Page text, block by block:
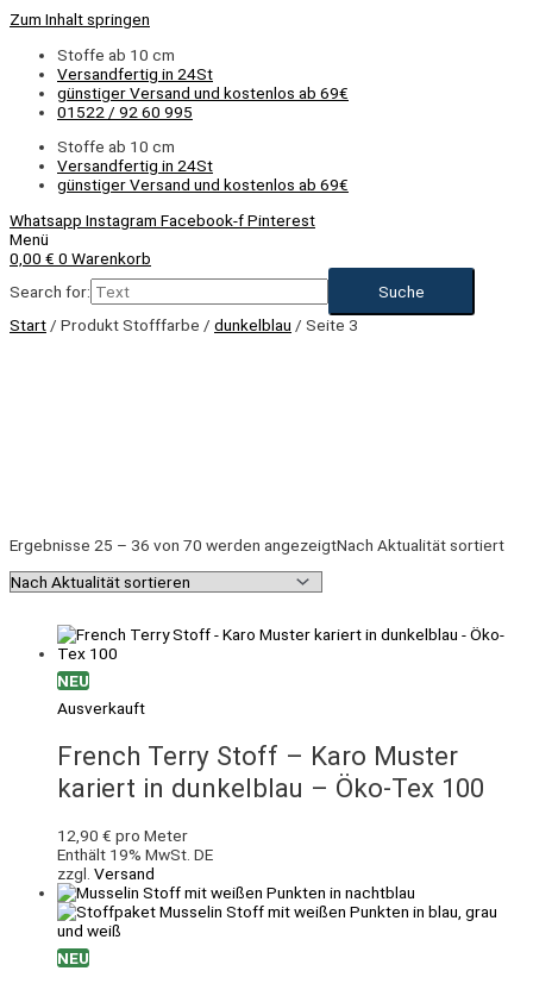
Zum Inhalt springen
Stoffe ab 10 cm
Versandfertig in 24St
günstiger Versand und kostenlos ab 69€
01522 / 92 60 995
Stoffe ab 10 cm
Versandfertig in 24St
günstiger Versand und kostenlos ab 69€
Whatsapp Instagram Facebook-fPinterest
Menü
0,00 € 0 Warenkorb
Search for:
Start / Produkt Stofffarbe / dunkelblau / Seite 3
Ergebnisse 25 – 36 von 70 werden angezeigtNach Aktualität sortiert
NEU
Ausverkauft
French Terry Stoff – Karo Muster
kariert in dunkelblau – Öko-Tex 100
12,90 € pro Meter
Enthält 19% MwSt. DE
zzgl. Versand
NEU